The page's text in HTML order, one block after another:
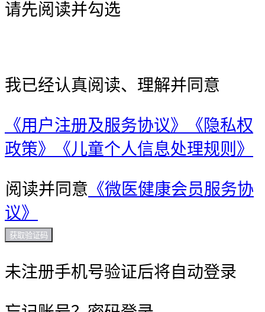
请先阅读并勾选
我已经认真阅读、理解并同意
《用户注册及服务协议》
《隐私权
政策》
《儿童个人信息处理规则》
阅读并同意 《微医健康会员服务协
议》
获取验证码
未注册手机号验证后将自动登录